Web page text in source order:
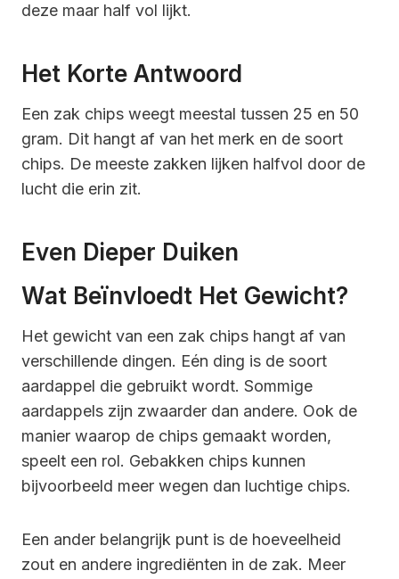
deze maar half vol lijkt.
Het Korte Antwoord
Een zak chips weegt meestal tussen 25 en 50
gram. Dit hangt af van het merk en de soort
chips. De meeste zakken lijken halfvol door de
lucht die erin zit.
Even Dieper Duiken
Wat Beïnvloedt Het Gewicht?
Het gewicht van een zak chips hangt af van
verschillende dingen. Eén ding is de soort
aardappel die gebruikt wordt. Sommige
aardappels zijn zwaarder dan andere. Ook de
manier waarop de chips gemaakt worden,
speelt een rol. Gebakken chips kunnen
bijvoorbeeld meer wegen dan luchtige chips.
Een ander belangrijk punt is de hoeveelheid
zout en andere ingrediënten in de zak. Meer